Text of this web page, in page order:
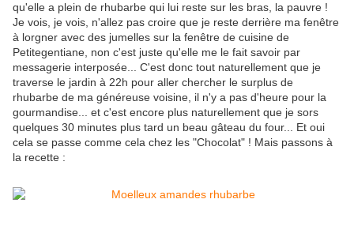
qu'elle a plein de rhubarbe qui lui reste sur les bras, la pauvre !
Je vois, je vois, n'allez pas croire que je reste derrière ma fenêtre
à lorgner avec des jumelles sur la fenêtre de cuisine de
Petitegentiane, non c'est juste qu'elle me le fait savoir par
messagerie interposée... C'est donc tout naturellement que je
traverse le jardin à 22h pour aller chercher le surplus de
rhubarbe de ma généreuse voisine, il n'y a pas d'heure pour la
gourmandise... et c'est encore plus naturellement que je sors
quelques 30 minutes plus tard un beau gâteau du four... Et oui
cela se passe comme cela chez les "Chocolat" ! Mais passons à
la recette :